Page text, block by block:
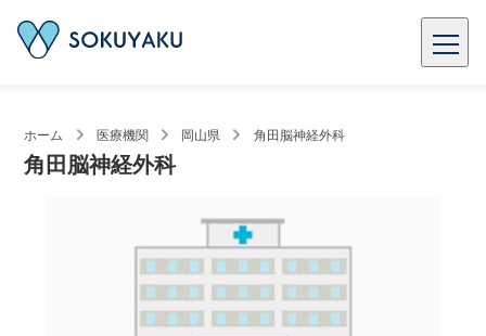
ホーム 医療機関 岡山県 角田脳神経外科
角田脳神経外科